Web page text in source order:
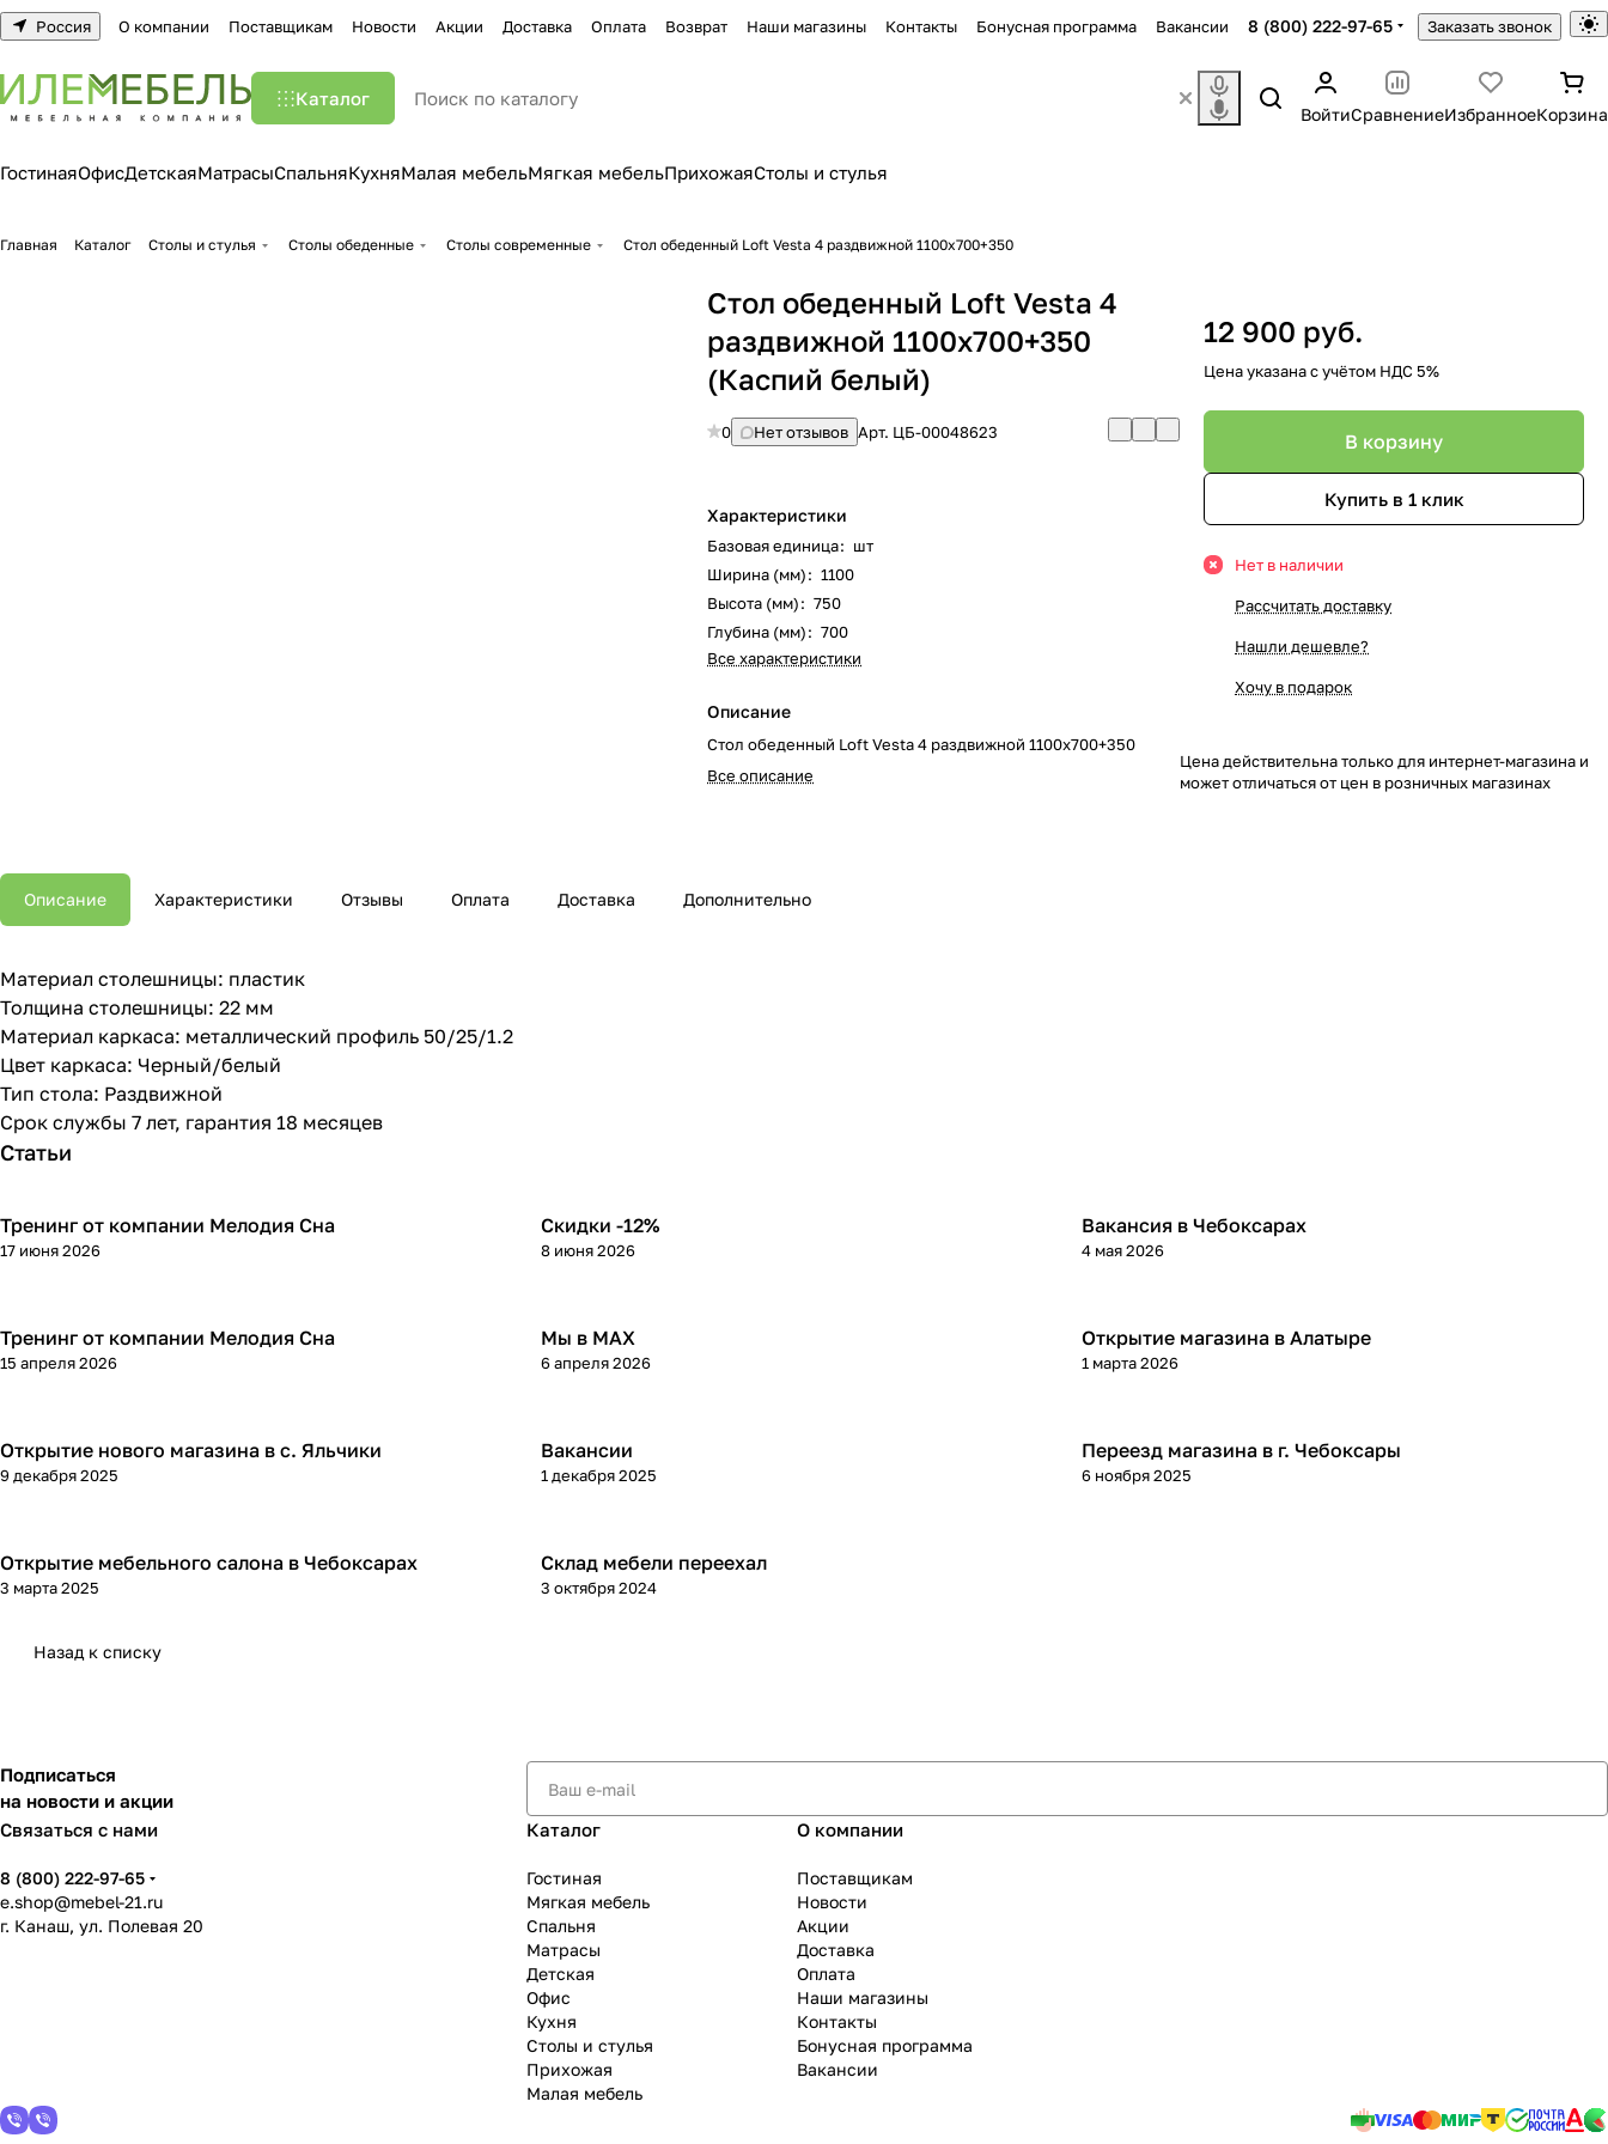
Россия О компании Поставщикам Новости Акции Доставка Оплата Возврат Наши магазины Контакты Бонусная программа Вакансии 8 (800) 222-97-65 Заказать звонок
Каталог
ВойтиСравнениеИзбранноеКорзина
ГостинаяОфисДетскаяМатрасыСпальняКухняМалая мебельМягкая мебельПрихожаяСтолы и стулья
Главная Каталог Столы и стулья Столы обеденные Столы современные Стол обеденный Loft Vesta 4 раздвижной 1100х700+350
Стол обеденный Loft Vesta 4
раздвижной 1100х700+350
(Каспий белый)
0 Нет отзывов Арт. ЦБ-00048623
Характеристики
Базовая единица: шт
Ширина (мм): 1100
Высота (мм): 750
Глубина (мм): 700
Все характеристики
Описание
Стол обеденный Loft Vesta 4 раздвижной 1100х700+350
Все описание
12 900 руб.
Цена указана с учётом НДС 5%
В корзину
Купить в 1 клик
Нет в наличии
Рассчитать доставку
Нашли дешевле?
Хочу в подарок
Цена действительна только для интернет-магазина и
может отличаться от цен в розничных магазинах
Описание Характеристики Отзывы Оплата Доставка Дополнительно
Материал столешницы: пластик
Толщина столешницы: 22 мм
Материал каркаса: металлический профиль 50/25/1.2
Цвет каркаса: Черный/белый
Тип стола: Раздвижной
Срок службы 7 лет, гарантия 18 месяцев
Статьи
Тренинг от компании Мелодия Сна
17 июня 2026
Скидки -12%
8 июня 2026
Вакансия в Чебоксарах
4 мая 2026
Тренинг от компании Мелодия Сна
15 апреля 2026
Мы в МАХ
6 апреля 2026
Открытие магазина в Алатыре
1 марта 2026
Открытие нового магазина в с. Яльчики
9 декабря 2025
Вакансии
1 декабря 2025
Переезд магазина в г. Чебоксары
6 ноября 2025
Открытие мебельного салона в Чебоксарах
3 марта 2025
Склад мебели переехал
3 октября 2024
Назад к списку
Подписаться
на новости и акции
Связаться с нами
8 (800) 222-97-65
e.shop@mebel-21.ru
г. Канаш, ул. Полевая 20
Каталог
Гостиная
Мягкая мебель
Спальня
Матрасы
Детская
Офис
Кухня
Столы и стулья
Прихожая
Малая мебель
О компании
Поставщикам
Новости
Акции
Доставка
Оплата
Наши магазины
Контакты
Бонусная программа
Вакансии